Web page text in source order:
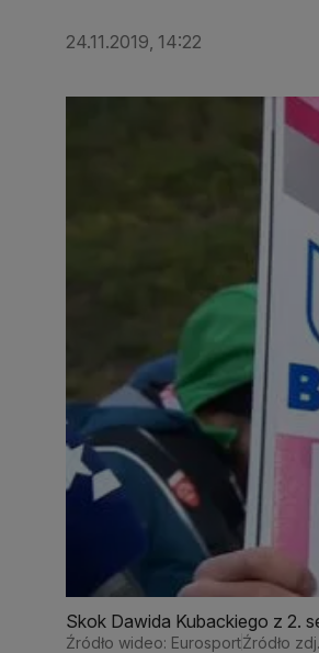
24.11.2019, 14:22
Skok Dawida Kubackiego z 2.
Źródło wideo: EurosportŹródło